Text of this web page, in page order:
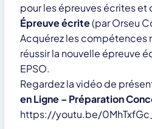
pour les épreuves écrites et
Épreuve écrite(par Orseu
Acquérez les compétences
réussir la nouvelle épreuve
EPSO.
Regardez la vidéo de
en Ligne – Préparation
https://youtu.be/